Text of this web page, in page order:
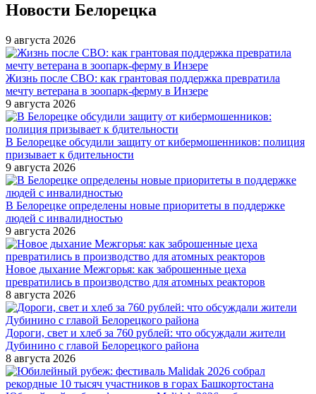
Новости Белорецка
9 августа 2026
Жизнь после СВО: как грантовая поддержка превратила
мечту ветерана в зоопарк-ферму в Инзере
9 августа 2026
В Белорецке обсудили защиту от кибермошенников: полиция
призывает к бдительности
9 августа 2026
В Белорецке определены новые приоритеты в поддержке
людей с инвалидностью
9 августа 2026
Новое дыхание Межгорья: как заброшенные цеха
превратились в производство для атомных реакторов
8 августа 2026
Дороги, свет и хлеб за 760 рублей: что обсуждали жители
Дубинино с главой Белорецкого района
8 августа 2026